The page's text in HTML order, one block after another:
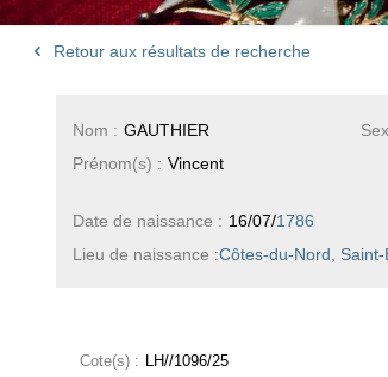
Retour aux résultats de recherche
Nom : GAUTHIER
Prénom(s) : Vincent
Date de naissance : 16/07/1786
Lieu de naissance :Côtes-du-Nord, Saint-
Cote(s) : LH//1096/25